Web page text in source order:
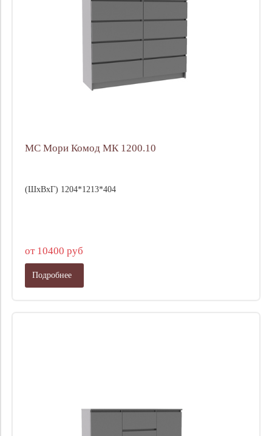
МС Мори Комод МК 1200.10
(ШхВхГ) 1204*1213*404
от 10400 руб
Подробнее